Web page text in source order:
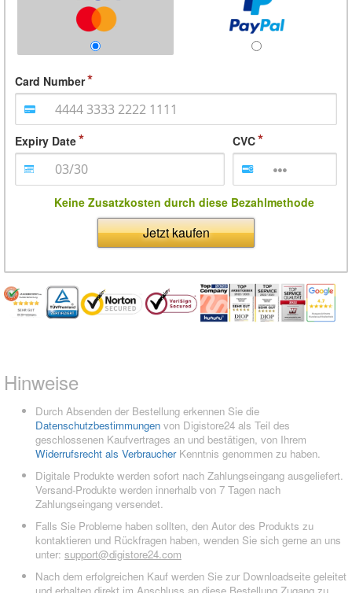
Card Number
Expiry Date CVC
Keine Zusatzkosten durch diese Bezahlmethode
Jetzt kaufen
Hinweise
Durch Absenden der Bestellung erkennen Sie die
Datenschutzbestimmungen von Digistore24 als Teil des
geschlossenen Kaufvertrages an und bestätigen, von Ihrem
Widerrufsrecht als VerbraucherKenntnis genommen zu haben.
Digitale Produkte werden sofort nach Zahlungseingang ausgeliefert.
Versand-Produkte werden innerhalb von 7 Tagen nach
Zahlungseingang versendet.
Falls Sie Probleme haben sollten, den Autor des Produkts zu
kontaktieren und Rückfragen haben, wenden Sie sich gerne an uns
unter: support@digistore24.com
Nach dem erfolgreichen Kauf werden Sie zur Downloadseite geleitet